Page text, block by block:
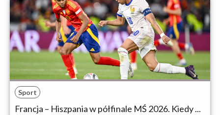
Sport
Francja – Hiszpania w półfinale MŚ 2026. Kiedy ...